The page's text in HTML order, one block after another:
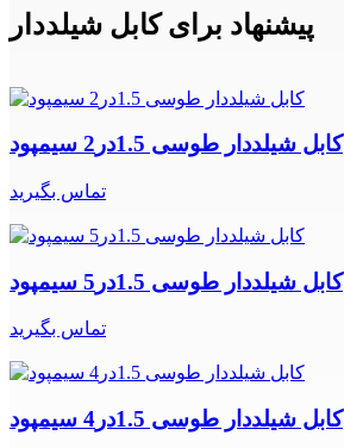
پیشنهاد برای کابل شیلددار
کابل شیلددار طوسی 1.5در2 سیمپود
تماس بگیرید
کابل شیلددار طوسی 1.5در5 سیمپود
تماس بگیرید
کابل شیلددار طوسی 1.5در4 سیمپود